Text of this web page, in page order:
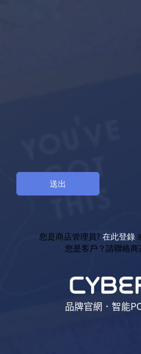
您是商店管理員? 在此登錄
您是客戶？請聯絡